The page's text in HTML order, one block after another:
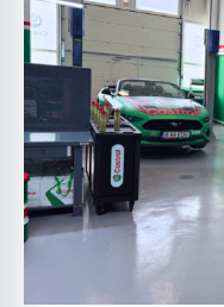
excelență
Castrol
la
Universitatea
Politehnica
București